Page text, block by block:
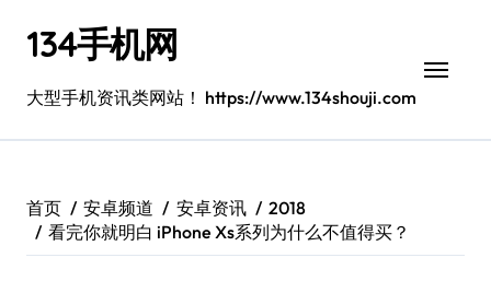
134手机网
大型手机资讯类网站！ https://www.134shouji.com
首页 安卓频道 安卓资讯
2018
看完你就明白 iPhone Xs系列为什么不值得买？